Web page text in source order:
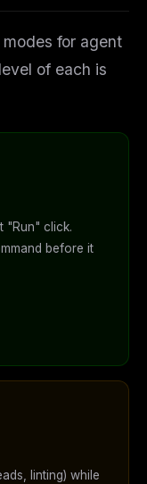
for agent
of each is
"Run" click.
before it
linting) while